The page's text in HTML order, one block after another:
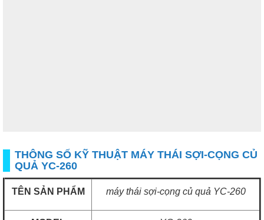
THÔNG SỐ KỸ THUẬT MÁY THÁI SỢI-CỌNG CỦ
QUẢ YC-260
TÊN SẢN PHẨM máy thái sợi-cọng củ quả YC-260